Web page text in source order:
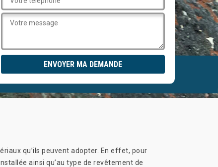
qu’ils peuvent adopter. En effet, pour
ainsi qu’au type de revêtement de